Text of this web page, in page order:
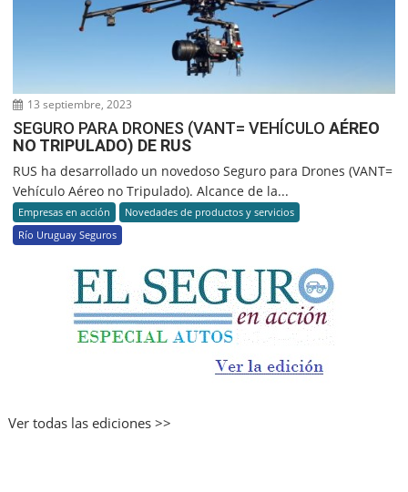
13 septiembre, 2023
SEGURO PARA DRONES (VANT= VEHÍCULOAÉREO
NO TRIPULADO) DE RUS
RUS ha desarrollado un novedoso Seguro para Drones (VANT=
Vehículo Aéreo no Tripulado). Alcance de la...
Empresas en acción
Novedades de productos y servicios
Río Uruguay Seguros
Ver todas las ediciones >>